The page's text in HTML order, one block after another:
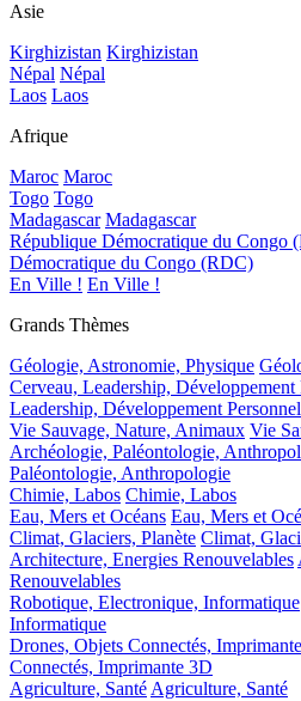
Asie
Kirghizistan Kirghizistan
Népal Népal
Laos Laos
Afrique
Maroc Maroc
Togo Togo
Madagascar Madagascar
République Démocratique du Congo
Démocratique du Congo (RDC)
En Ville ! En Ville !
Grands Thèmes
Géologie, Astronomie, Physique
Cerveau, Leadership, Développement
Leadership, Développement Personnel
Vie Sauvage, Nature, Animaux Vie
Archéologie, Paléontologie,
Paléontologie, Anthropologie
Chimie, Labos Chimie, Labos
Eau, Mers et Océans Eau, Mers et
Climat, Glaciers, Planète Climat,
Architecture, Energies Renouvelables
Renouvelables
Robotique, Electronique, Informatique
Informatique
Drones, Objets Connectés,
Connectés, Imprimante 3D
Agriculture, SantéAgriculture, Santé